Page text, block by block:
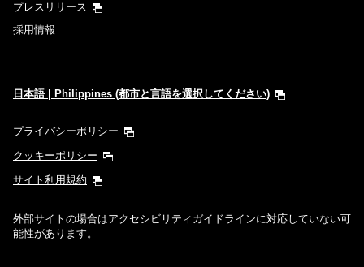
プレスリリース
採用情報
日本語 | Philippines (都市と言語を選択してください)
プライバシーポリシー
クッキーポリシー
サイト利用規約
外部サイトの場合はアクセシビリティガイドラインに対応していない可
能性があります。